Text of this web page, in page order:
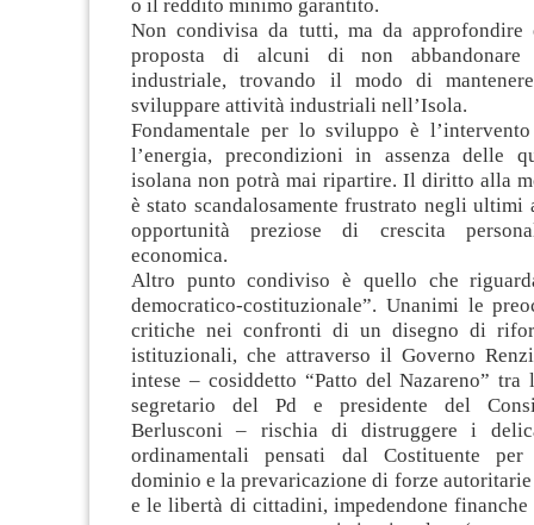
o il reddito minimo garantito.
Non condivisa da tutti, ma da
proposta di alcuni di non abbandonare
industriale, trovando il modo di
sviluppare attività industriali nell’Isola.
Fondamentale per lo sviluppo è
l’energia, precondizioni in assenza delle
isolana non potrà mai ripartire. Il diritto alla
è stato scandalosamente frustrato negli ultimi
opportunità preziose di crescita
economica.
Altro punto condiviso è quello che
democratico-costituzionale”. Unanimi le
critiche nei confronti di un disegno di
istituzionali, che attraverso il Governo
intese – cosiddetto “Patto del Nazareno” tra
segretario del Pd e presidente del
Berlusconi – rischia di distruggere i
ordinamentali pensati dal Costituente
dominio e la prevaricazione di forze
e le libertà di cittadini, impedendone